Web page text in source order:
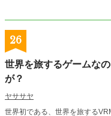
26
世界を旅するゲームな
が？
ヤササヤ
世界初である、世界を旅する